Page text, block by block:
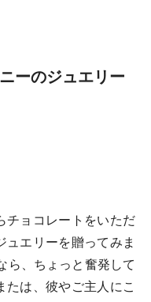
ーのジュエリー
チョコレートをいただ
エリーを贈ってみま
ら、ちょっと奮発して
たは、彼やご主人にこ